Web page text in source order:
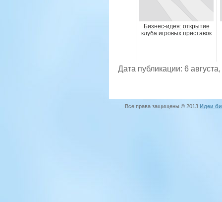
Бизнес-идея: открытие
клуба игровых приставок
Дата публикации: 6
Все права защищены © 2013 Идеи